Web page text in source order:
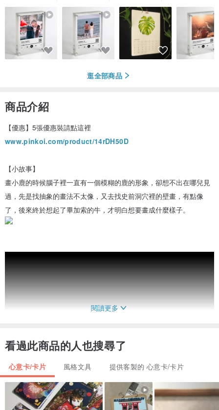
逛全部商品
商品介紹
【優惠】5張優惠裝請點這裡
www.pinkoi.com/product/14rDH50D
【小故事】
畫小鹿的時候腦子裡一直有一個模糊的鹿的形象，卻想不出在哪兒見
過，先是找抽象的畫法不太像，又去找史前洞穴裡的壁畫，有點像
了，後來終於想起了畢加索的牛，才明白想要畫成什麼樣子。
閱讀更多
看過此商品的人也搜尋了
心意卡/卡片 風格文具 提供客製的 心意卡/卡片